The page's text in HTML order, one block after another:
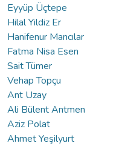
Eyyüp Üçtepe
Hilal Yildiz Er
Hanifenur Mancılar
Fatma Nisa Esen
Sait Tümer
Vehap Topçu
Ant Uzay
Ali Bülent Antmen
Aziz Polat
Ahmet Yeşilyurt